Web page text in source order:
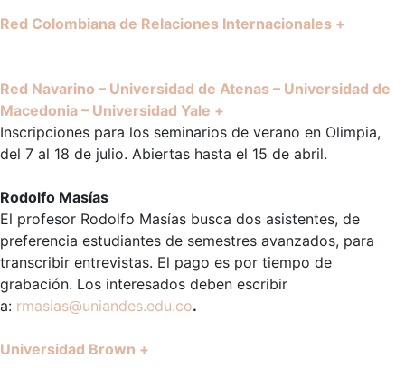
Red Colombiana de Relaciones Internacionales +
Red Navarino – Universidad de Atenas – Universidad de
Macedonia – Universidad Yale +
Inscripciones para los seminarios de verano en Olimpia,
del 7 al 18 de julio. Abiertas hasta el 15 de abril.
Rodolfo Masías
El profesor Rodolfo Masías busca dos asistentes, de
preferencia estudiantes de semestres avanzados, para
transcribir entrevistas. El pago es por tiempo de
grabación. Los interesados deben escribir
a: rmasias@uniandes.edu.co.
Universidad Brown +